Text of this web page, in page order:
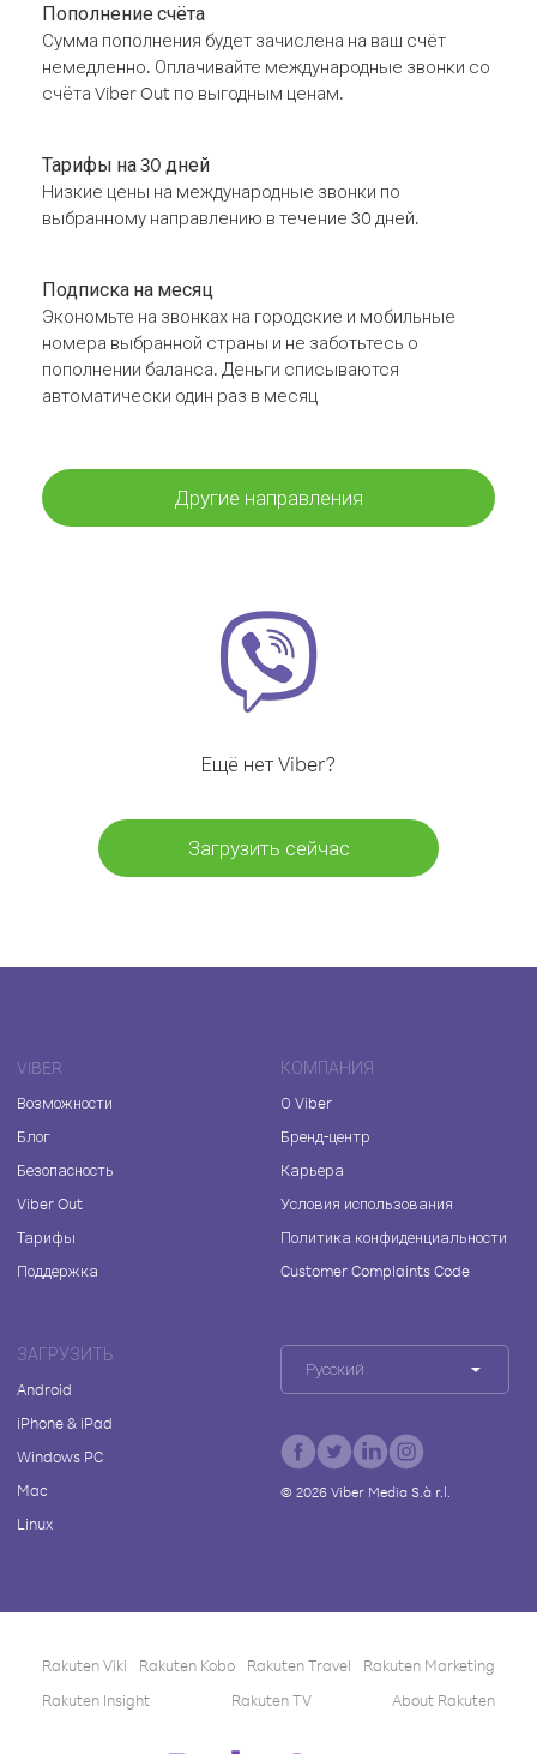
Пополнение счёта
Сумма пополнения будет зачислена на ваш счёт
немедленно. Оплачивайте международные звонки со
счёта Viber Out по выгодным ценам.
Тарифы на 30 дней
Низкие цены на международные звонки по
выбранному направлению в течение 30 дней.
Подписка на месяц
Экономьте на звонках на городские и мобильные
номера выбранной страны и не заботьтесь о
пополнении баланса. Деньги списываются
автоматически один раз в месяц
Другие направления
Ещё нет Viber?
Загрузить сейчас
VIBER
Возможности
Блог
Безопасность
Viber Out
Тарифы
Поддержка
КОМПАНИЯ
О Viber
Бренд-центр
Карьера
Условия использования
Политика конфиденциальности
Customer Complaints Code
ЗАГРУЗИТЬ
Android
iPhone & iPad
Windows PC
Mac
Linux
Русский
© 2026Viber Media S.à r.l.
Rakuten Viki Rakuten Kobo Rakuten Travel
Rakuten Marketing
Rakuten Insight
Rakuten TV About Rakuten